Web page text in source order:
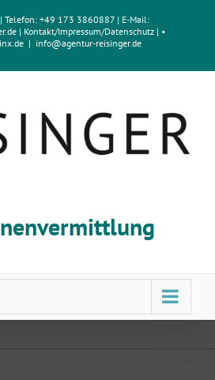
Telefon: +49 173 3860887 | E-Mail:
| Kontakt/Impressum/Datenschutz | •
| info@agentur-reisinger.de